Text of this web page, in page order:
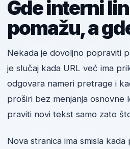
Gde interni
pomažu, a
Nekada je dovoljno popraviti
je slučaj kada URL već ima
odgovara nameri pretrage i
proširi bez menjanja osnovne
praviti novi tekst samo zato
Nova stranica ima smisla